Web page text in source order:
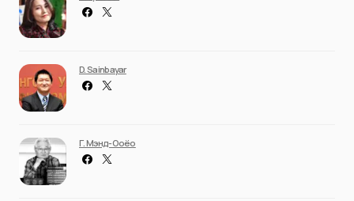
D. Sainbayar
Г. Мэнд-Ооёо